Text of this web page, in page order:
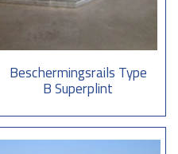
Beschermingsrails Type
B Superplint